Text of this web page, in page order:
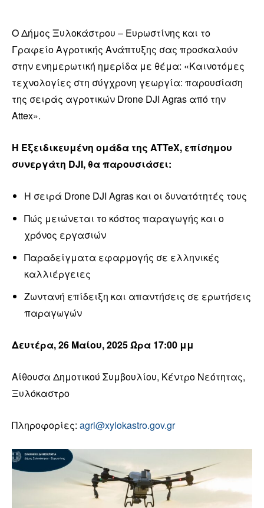
O Δήμος Ξυλοκάστρου – Ευρωστίνης και το
Γραφείο Αγροτικής Ανάπτυξης σας προσκαλούν
στην ενημερωτική ημερίδα με θέμα: «Καινοτόμες
τεχνολογίες στη σύγχρονη γεωργία: παρουσίαση
της σειράς αγροτικών Drone DJI Agras από την
Αttex».
Η Εξειδικευμένη ομάδα της ATTeX, επίσημου
συνεργάτη DJI, θα παρουσιάσει:
Η σειρά Drone DJI Agras και οι δυνατότητές τους
Πώς μειώνεται το κόστος παραγωγής και ο
χρόνος εργασιών
Παραδείγματα εφαρμογής σε ελληνικές
καλλιέργειες
Ζωντανή επίδειξη και απαντήσεις σε ερωτήσεις
παραγωγών
Δευτέρα, 26 Μαίου, 2025 Ώρα 17:00 μμ
Αίθουσα Δημοτικού Συμβουλίου, Κέντρο Νεότητας,
Ξυλόκαστρο
Πληροφορίες: agri@xylokastro.gov.gr